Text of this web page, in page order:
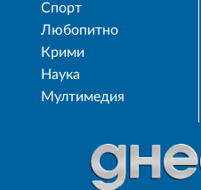
Спорт
Любопитно
Крими
Наука
Мултимедия